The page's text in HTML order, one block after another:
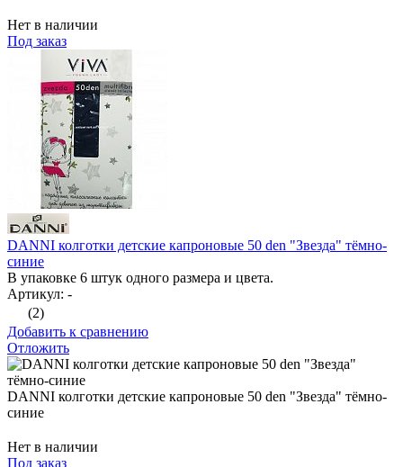
Нет в наличии
Под заказ
DANNI колготки детские капроновые 50 den "Звезда" тёмно-
синие
В упаковке 6 штук одного размера и цвета.
Артикул: -
(2)
Добавить к сравнению
Отложить
DANNI колготки детские капроновые 50 den "Звезда" тёмно-
синие
Нет в наличии
Под заказ